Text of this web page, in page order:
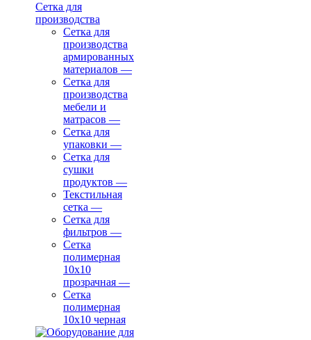
Сетка для
производства
Сетка для
производства
армированных
материалов —
Сетка для
производства
мебели и
матрасов —
Сетка для
упаковки —
Сетка для
сушки
продуктов —
Текстильная
сетка —
Сетка для
фильтров —
Сетка
полимерная
10х10
прозрачная —
Сетка
полимерная
10х10 черная